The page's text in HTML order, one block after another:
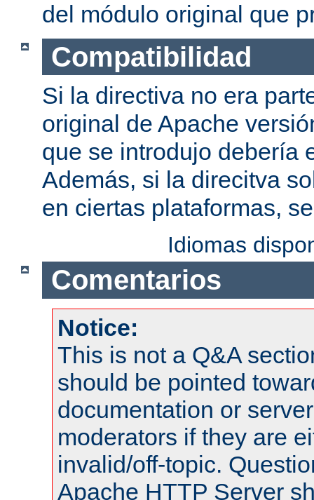
del módulo original que
Compatibilidad
Si la directiva no era
original de Apache
que se introdujo debería
Además, si la direcitva
en ciertas plataformas,
Idiomas
Comentarios
Notice:
This is not a Q&A
should be pointed
documentation or
moderators if they are
invalid/off-topic.
Apache HTTP Server